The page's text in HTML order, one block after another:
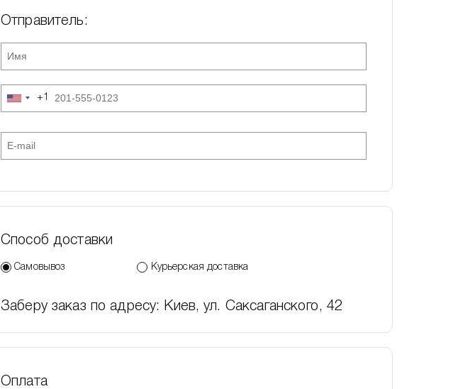
Отправитель:
United
+1
Способ доставки
Самовывоз Курьерская доставка
Заберу заказ по адресу: Киев, ул. Саксаганского, 42
Оплата